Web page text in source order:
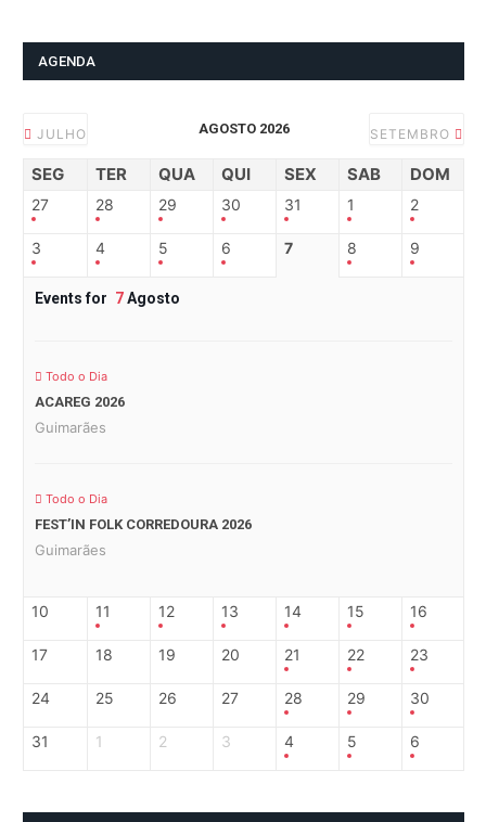
AGENDA
JULHO AGOSTO 2026 SETEMBRO
SEG TER QUA QUI SEX SAB DOM
27 28 29 30 31 1 2
3 4 5 6 7 8 9
Events for 7Agosto
Todo o Dia
ACAREG 2026
Guimarães
Todo o Dia
FEST’IN FOLK CORREDOURA 2026
Guimarães
10 11 12 13 14 15 16
17 18 19 20 21 22 23
24 25 26 27 28 29 30
31 1 2 3 4 5 6